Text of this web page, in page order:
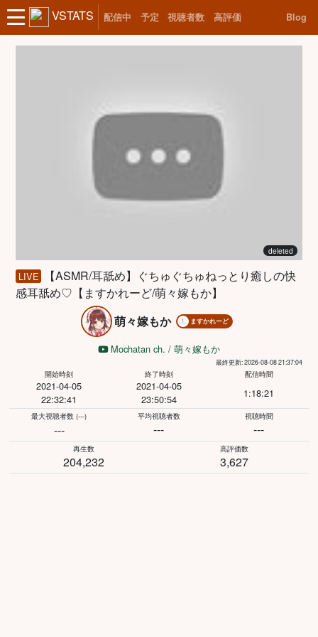
VSTATS 配信中 予定 視聴者数 高評価 Blog
deleted
LIVE
【ASMR/耳舐め】ぐちゅぐちゅねっとり癒しの快
感耳舐め♡【ますかれーど/萌々嫁もか】
萌々嫁もか
ますかれーど
Mochatan ch. / 萌々嫁もか
最終更新: 2026-08-08 21:37:04
開始時刻
2021-04-05
22:32:41
終了時刻
2021-04-05
23:50:54
配信時間
1:18:21
最大視聴者数 (---)
---
平均視聴者数
---
視聴時間
---
再生数
204,232
高評価数
3,627